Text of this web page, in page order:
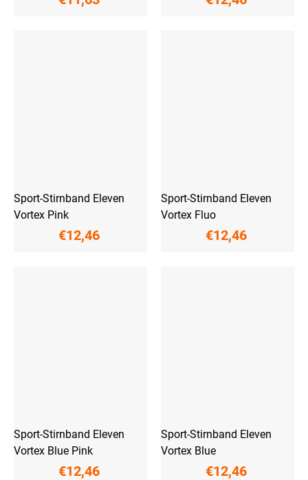
Sport-Stirnband Eleven
Vortex Pink
€12,46
Sport-Stirnband Eleven
Vortex Fluo
€12,46
Sport-Stirnband Eleven
Vortex Blue Pink
€12,46
Sport-Stirnband Eleven
Vortex Blue
€12,46